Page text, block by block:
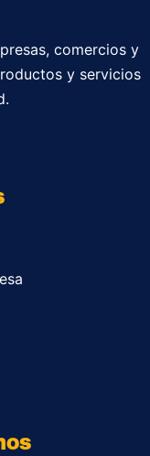
comercios y
y servicios